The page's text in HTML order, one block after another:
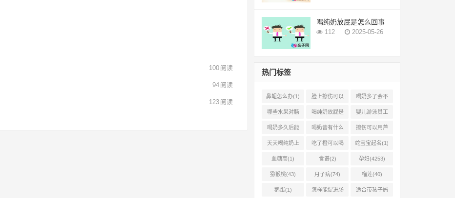
100 阅读
94 阅读
123 阅读
喝纯奶放屁是怎么回事
112 2025-05-26
热门标签
鼻衄怎么办(1) 脸上擦伤可以
用芦荟吗(1)
喝奶多了会不
会上火(2)
哪些水果对肠
胃有好处(1)
喝纯奶放屁是
怎么回事(1)
婴儿游泳员工
怎样提成(2)
喝奶多久后能
吃柿子(2)
喝奶昔有什么
好处(1)
擦伤可以用芦
荟胶吗(1)
天天喝纯奶上
火吗(1)
吃了橙可以喝
椰奶吗(2)
蛇宝宝起名(1)
血糖高(1) 食谱(2) 孕妇(4253)
猕猴桃(43) 月子病(74) 榴莲(40)
鹅蛋(1) 怎样能促进肠 适合带孩子妈